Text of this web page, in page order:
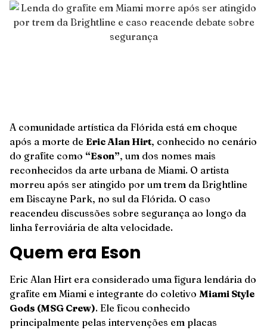
A comunidade artística da Flórida está em choque
após a morte de Eric Alan Hirt, conhecido no cenário
do grafite como “Eson”, um dos nomes mais
reconhecidos da arte urbana de Miami. O artista
morreu após ser atingido por um trem da Brightline
em Biscayne Park, no sul da Flórida. O caso
reacendeu discussões sobre segurança ao longo da
linha ferroviária de alta velocidade.
Quem era Eson
Eric Alan Hirt era considerado uma figura lendária do
grafite em Miami e integrante do coletivo Miami Style
Gods (MSG Crew). Ele ficou conhecido
principalmente pelas intervenções em placas